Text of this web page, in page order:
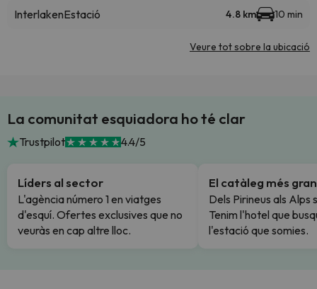
InterlakenEstació 4.8 km 10 min
Veure tot sobre la ubicació
La comunitat esquiadora ho té clar
Trustpilot 4.4/5
Líders al sector
L'agència número 1 en viatges
d'esquí. Ofertes exclusives que no
veuràs en cap altre lloc.
El catàleg més gran
Dels Pirineus als Alps
Tenim l'hotel que
l'estació que somies.